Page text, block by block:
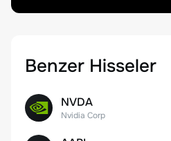
Benzer Hisseler
NVDA
Nvidia Corp